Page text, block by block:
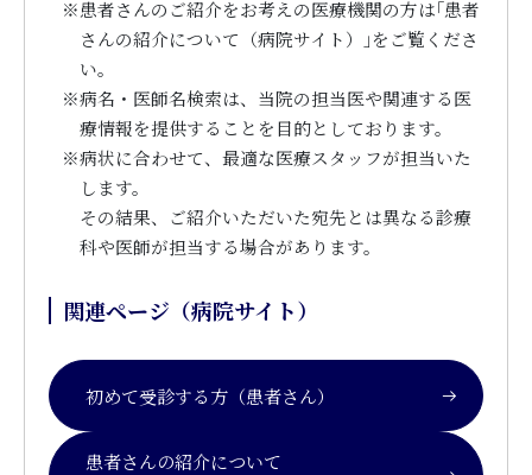
※患者さんのご紹介をお考えの医療機関の方は｢患者
さんの紹介について（病院サイト）｣をご覧くださ
い。
※病名・医師名検索は、当院の担当医や関連する医
療情報を提供することを目的としております。
※病状に合わせて、最適な医療スタッフが担当いた
します。
その結果、ご紹介いただいた宛先とは異なる診療
科や医師が担当する場合があります。
関連ページ（病院サイト）
初めて受診する方（患者さん）
患者さんの紹介について